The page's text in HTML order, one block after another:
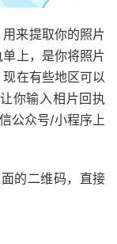
来提取你的照片
上，是你将照片
在有些地区可以
你输入相片回执
公众号/小程序上
的二维码，直接